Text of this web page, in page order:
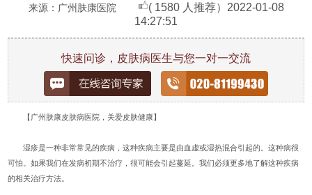
来源：广州肤康医院 ( 1580 人推荐） 2022-01-08
14:27:51
快速问诊，皮肤病医生与您一对一交流
【广州肤康皮肤病医院，关爱皮肤健康】
湿疹是一种非常常见的疾病，这种疾病主要是由血虚或湿热混合引起的。这种病很
可怕。如果我们在发病初期不治疗，很可能会引起蔓延。我们必须更多地了解这种疾病
的相关治疗方法。